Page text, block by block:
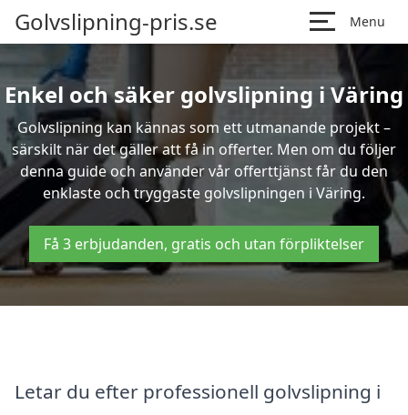
Golvslipning-pris.se Menu
Enkel och säker golvslipning i Väring
Golvslipning kan kännas som ett utmanande projekt –
särskilt när det gäller att få in offerter. Men om du följer
denna guide och använder vår offerttjänst får du den
enklaste och tryggaste golvslipningen i Väring.
Få 3 erbjudanden, gratis och utan förpliktelser
Letar du efter professionell golvslipning i